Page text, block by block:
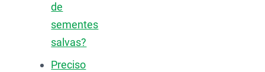
de
sementes
salvas?
Preciso